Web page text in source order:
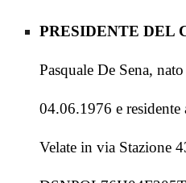
PRESIDENTE DEL
Pasquale De Sena,
04.06.1976 e residente
Velate in via Stazione